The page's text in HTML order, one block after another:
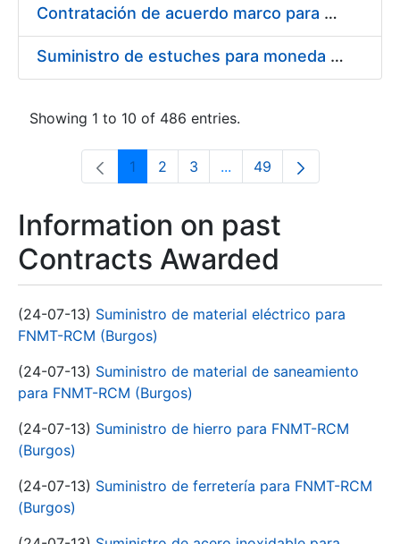
Contratación de acuerdo marco para el Suministro de Material de Electricidad para la Fábrica Nacional de Moneda y Timbre-Real Casa de la Moneda en su centro de trabajo de Burgos
Suministro de estuches para moneda de 30 €
Showing 1 to 10 of 486 entries.
Page
1 Page
2 Page
3 ...Intermediate Pages Use
Page
49
Information on past
Contracts Awarded
(24-07-13) Suministro de material eléctrico para
FNMT-RCM (Burgos)
(24-07-13) Suministro de material de saneamiento
para FNMT-RCM (Burgos)
(24-07-13) Suministro de hierro para FNMT-RCM
(Burgos)
(24-07-13) Suministro de ferretería para FNMT-RCM
(Burgos)